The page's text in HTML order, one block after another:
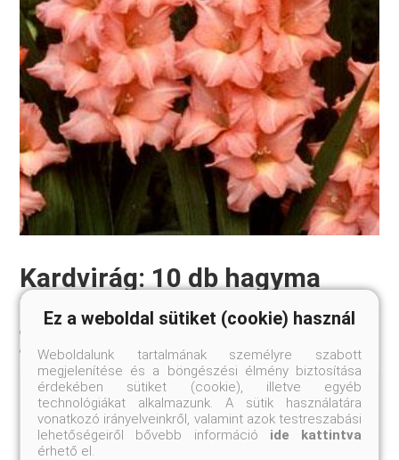
Kardvirág: 10 db hagyma
Gladiolus ’Malta’
8-10 cm
A virághagymák szállítási ideje az ültetés számára
ideális: ÁPRILIS HÓNAP!
Ez a weboldal sütiket (cookie) használ
Weboldalunk tartalmának személyre szabott
megjelenítése és a böngészési élmény biztosítása
érdekében sütiket (cookie), illetve egyéb
technológiákat alkalmazunk. A sütik használatára
vonatkozó irányelveinkről, valamint azok testreszabási
lehetőségeiről bővebb információ ide kattintva
érhető el.